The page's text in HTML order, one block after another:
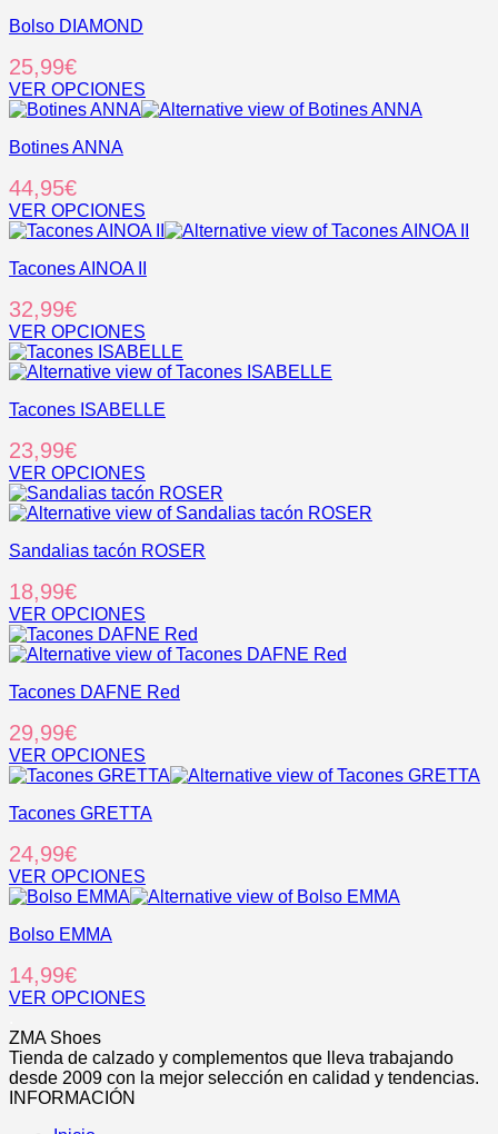
múltiples
Las
opciones
se
elegir
la
página
de
Bolso DIAMOND
25,99€
VER OPCIONES
Este
tiene
variantes.
Las
opciones
pueden
en
la
página
de
Botines ANNA
44,95€
VER OPCIONES
Este
tiene
variantes.
Las
opciones
se
elegir
la
página
de
producto
Tacones AINOA II
32,99€
VER OPCIONES
Este
producto
múltiples
Las
opciones
se
pueden
en
página
de
producto
Tacones ISABELLE
23,99€
VER OPCIONES
Este
producto
múltiples
Las
opciones
se
pueden
en
página
de
producto
Sandalias tacón ROSER
18,99€
VER OPCIONES
Este
producto
múltiples
Las
opciones
se
elegir
la
página
de
Tacones DAFNE Red
29,99€
VER OPCIONES
Este
tiene
variantes.
Las
opciones
pueden
en
la
de
producto
Tacones GRETTA
24,99€
VER OPCIONES
Este
tiene
variantes.
Las
se
pueden
elegir
en
Bolso EMMA
14,99€
VER OPCIONES
producto
tiene
múltiples
variantes.
ZMA Shoes
Tienda de calzado y complementos que lleva trabajando
desde 2009 con la mejor selección en calidad y tendencias.
INFORMACIÓN